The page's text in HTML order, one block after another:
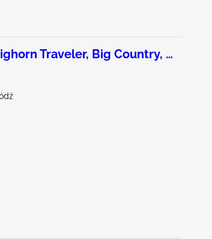
Traveler, Big Country, &